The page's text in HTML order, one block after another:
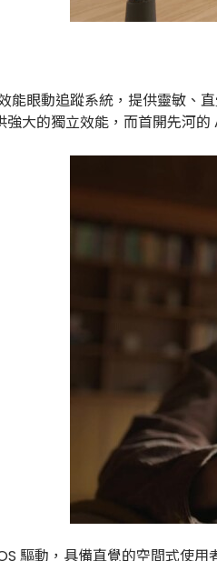
眼動追蹤系統，提供靈敏、
大的獨立效能，而首開先河
驅動，具備直覺的空間式使